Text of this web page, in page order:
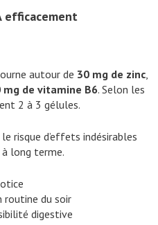
efficacement
autour de 30 mg de zinc,
mg de vitamine B6. Selon les
2 à 3 gélules.
risque d’effets indésirables
long terme.
routine du soir
digestive